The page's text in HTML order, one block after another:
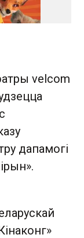
velcom
дапамогі